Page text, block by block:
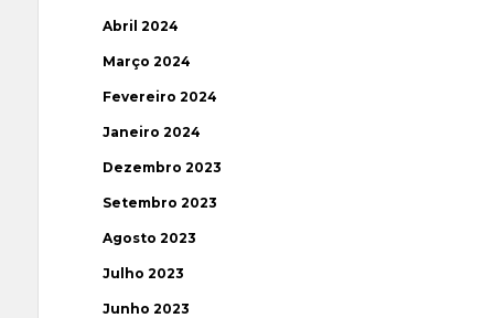
Abril 2024
Março 2024
Fevereiro 2024
Janeiro 2024
Dezembro 2023
Setembro 2023
Agosto 2023
Julho 2023
Junho 2023